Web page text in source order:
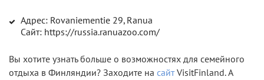
Адрес: Rovaniementie 29, Ranua
Сайт: https://russia.ranuazoo.com/
Вы хотите узнать больше о возможностях для семейного
отдыха в Финляндии? Заходите на сайтVisitFinland. А